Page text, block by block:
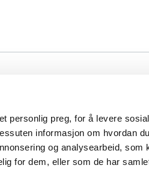
personlig preg, for å levere
informasjon om hvordan
og analysearbeid, som
for dem, eller som de har